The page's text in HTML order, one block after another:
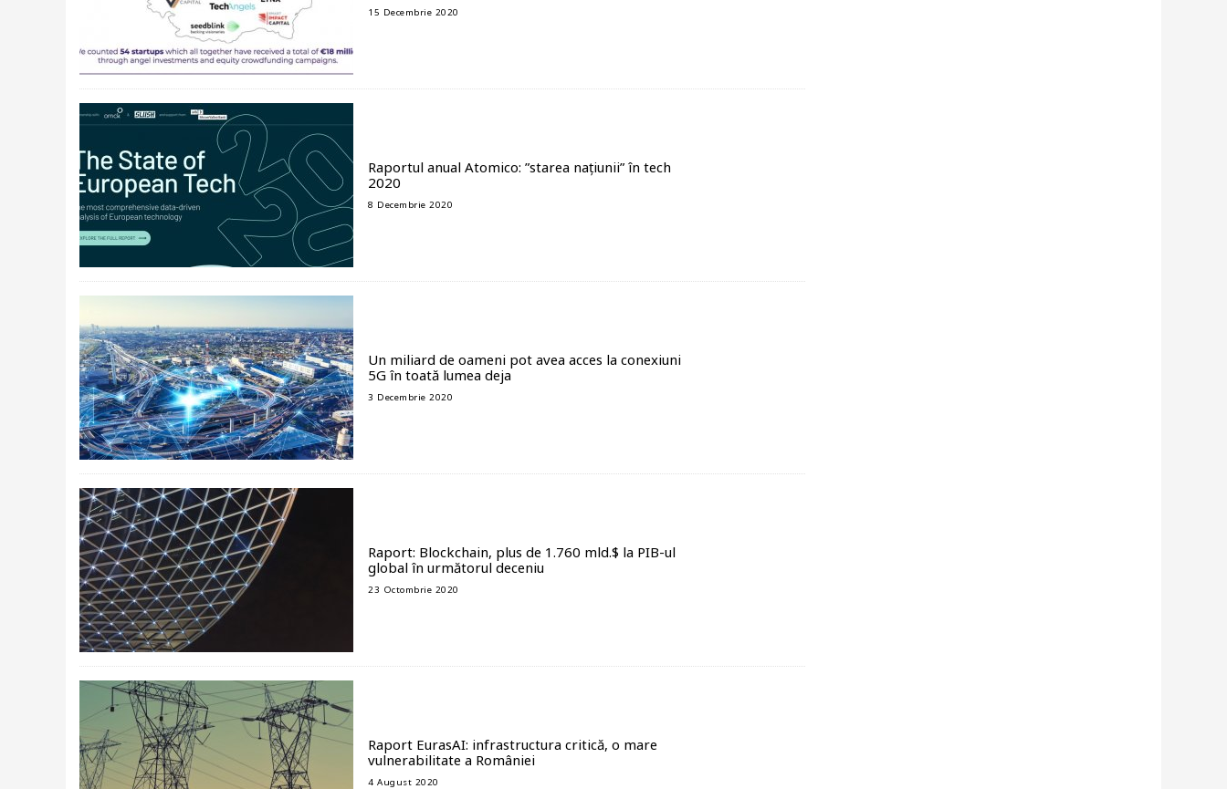
15 Decembrie 2020
Raportul anual Atomico: ”starea națiunii” în tech
2020
8 Decembrie 2020
Un miliard de oameni pot avea acces la conexiuni
5G în toată lumea deja
3 Decembrie 2020
Raport: Blockchain, plus de 1.760 mld.$ la PIB-ul
global în următorul deceniu
23 Octombrie 2020
Raport EurasAI: infrastructura critică, o mare
vulnerabilitate a României
4 August 2020